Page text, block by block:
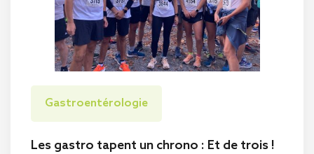
Gastroentérologie
Les gastro tapent un chrono : Et de trois !